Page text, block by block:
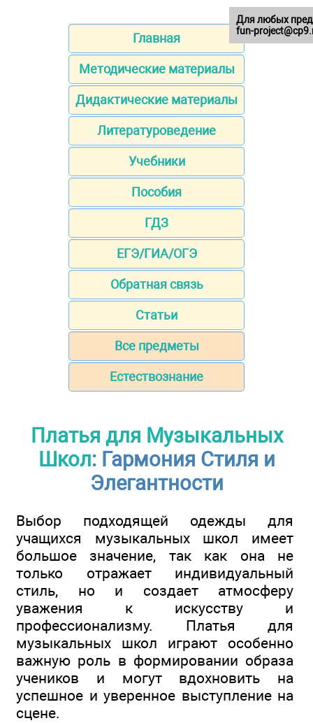
Главная
Методические материалы
Дидактические материалы
Литературоведение
Учебники
Пособия
ГДЗ
ЕГЭ/ГИА/ОГЭ
Обратная связь
Статьи
Все предметы
Естествознание
Платья для Музыкальных
Школ: Гармония Стиля и
Элегантности
Выбор подходящей одежды для
учащихся музыкальных школ имеет
большое значение, так как она не
только отражает индивидуальный
стиль, но и создает атмосферу
уважения к искусству и
профессионализму. Платья для
музыкальных школ играют особенно
важную роль в формировании образа
учеников и могут вдохновить на
успешное и уверенное выступление на
сцене.
Для любых
fun-